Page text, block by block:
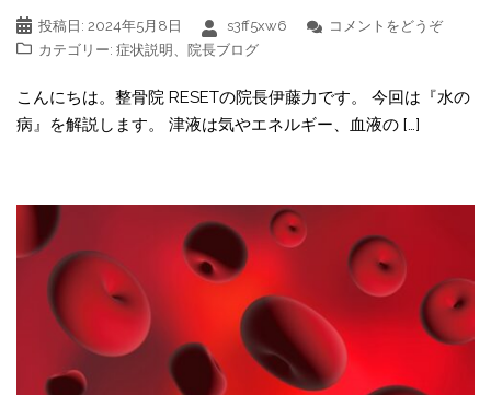
投稿日: 2024年5月8日 s3ff5xw6
コメントをどうぞ
カテゴリー: 症状説明 、 院長ブログ
こんにちは。整骨院 RESETの院長伊藤力です。 今回は『水の
病』を解説します。 津液は気やエネルギー、血液の […]